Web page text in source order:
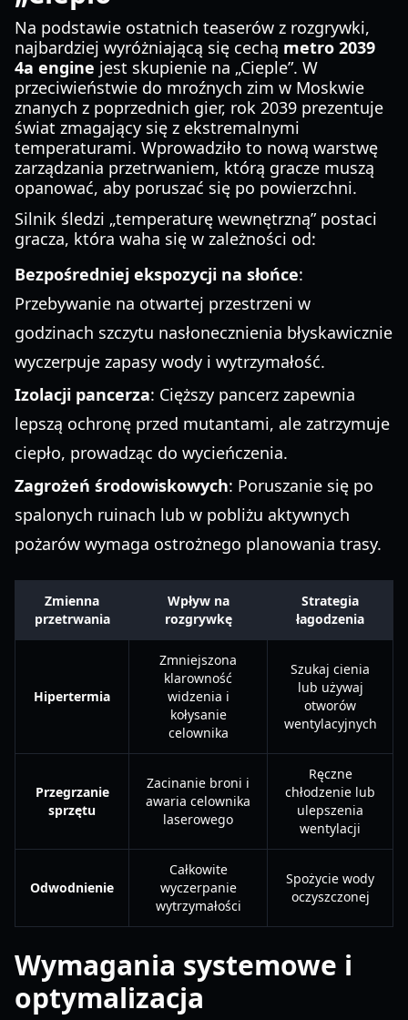
Na podstawie ostatnich teaserów z rozgrywki,
najbardziej wyróżniającą się cechą metro 2039
4a engine jest skupienie na „Cieple”. W
przeciwieństwie do mroźnych zim w Moskwie
znanych z poprzednich gier, rok 2039 prezentuje
świat zmagający się z ekstremalnymi
temperaturami. Wprowadziło to nową warstwę
zarządzania przetrwaniem, którą gracze muszą
opanować, aby poruszać się po powierzchni.
Silnik śledzi „temperaturę wewnętrzną” postaci
gracza, która waha się w zależności od:
Bezpośredniej ekspozycji na słońce:
Przebywanie na otwartej przestrzeni w
godzinach szczytu nasłonecznienia błyskawicznie
wyczerpuje zapasy wody i wytrzymałość.
Izolacji pancerza: Cięższy pancerz zapewnia
lepszą ochronę przed mutantami, ale zatrzymuje
ciepło, prowadząc do wycieńczenia.
Zagrożeń środowiskowych: Poruszanie się po
spalonych ruinach lub w pobliżu aktywnych
pożarów wymaga ostrożnego planowania trasy.
Zmienna
przetrwania
Wpływ na
rozgrywkę
Strategia
łagodzenia
Hipertermia
Zmniejszona
klarowność
widzenia i
kołysanie
celownika
Szukaj cienia
lub używaj
otworów
wentylacyjnych
Przegrzanie
sprzętu
Zacinanie broni i
awaria celownika
laserowego
Ręczne
chłodzenie lub
ulepszenia
wentylacji
Odwodnienie
Całkowite
wyczerpanie
wytrzymałości
Spożycie wody
oczyszczonej
Wymagania systemowe i
optymalizacja